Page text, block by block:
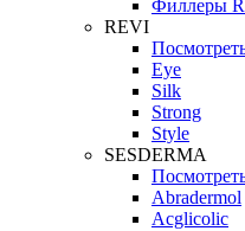
Филлеры
REVI
Eye
Silk
Strong
Style
SESDERMA
Abradermol
Acglicolic